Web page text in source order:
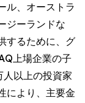
ル、オーストラ
ジーランドな
するために、グ
上場企業の子
以上の投資家
により、主要金